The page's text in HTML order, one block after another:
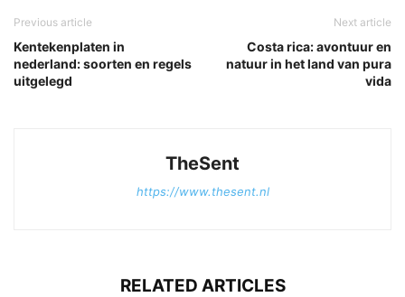
Previous article
Kentekenplaten in
nederland: soorten en regels
uitgelegd
Next article
Costa rica: avontuur en
natuur in het land van pura
vida
TheSent
https://www.thesent.nl
RELATED ARTICLES